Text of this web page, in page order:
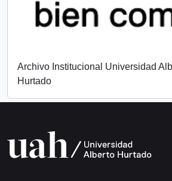
Archivo Institucional Universidad
Hurtado